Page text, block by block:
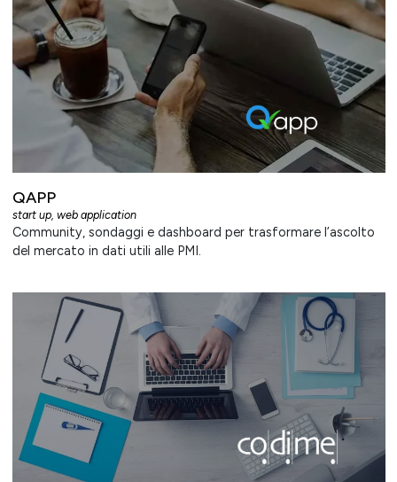
QAPP
start up, web application
Community, sondaggi e dashboard per trasformare l’ascolto
del mercato in dati utili alle PMI.